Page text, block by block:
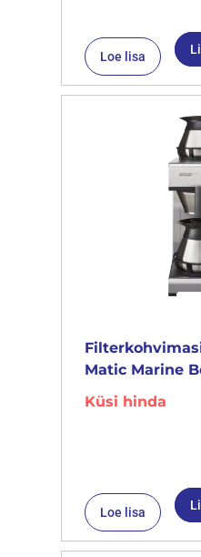
Loe lisa
Matic Marine
Küsi hinda
Loe lisa